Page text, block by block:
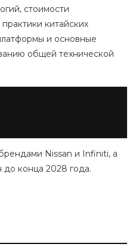
стоимости
китайских
и основные
общей технической
Nissan и Infiniti, а
до конца 2028 года.